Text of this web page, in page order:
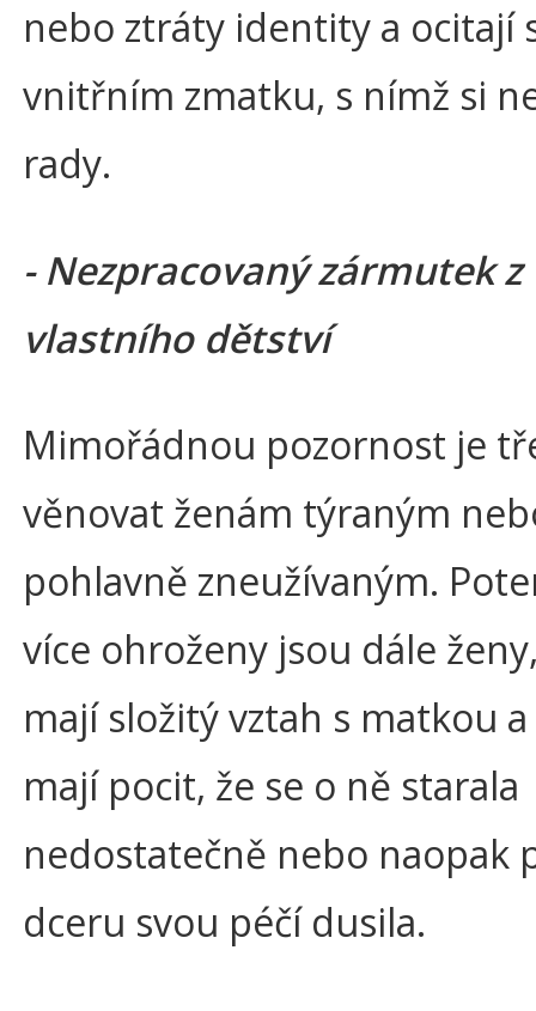
nebo ztráty identity a ocitají
vnitřním zmatku, s nímž si
rady.
- Nezpracovaný zármutek z
vlastního dětství
Mimořádnou pozornost je
věnovat ženám týraným
pohlavně zneužívaným.
více ohroženy jsou dále
mají složitý vztah s matkou
mají pocit, že se o ně starala
nedostatečně nebo naopak
dceru svou péčí dusila.